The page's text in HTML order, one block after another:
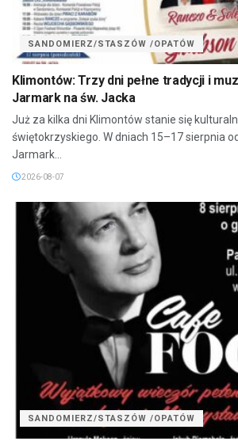
SANDOMIERZ/STASZÓW /OPATÓW
Klimontów: Trzy dni pełne tradycji i
Jarmark na św. Jacka
Już za kilka dni Klimontów stanie się
świętokrzyskiego. W dniach 15–17 sierpnia
Jarmark...
2026-08-07
SANDOMIERZ/STASZÓW /OPATÓW